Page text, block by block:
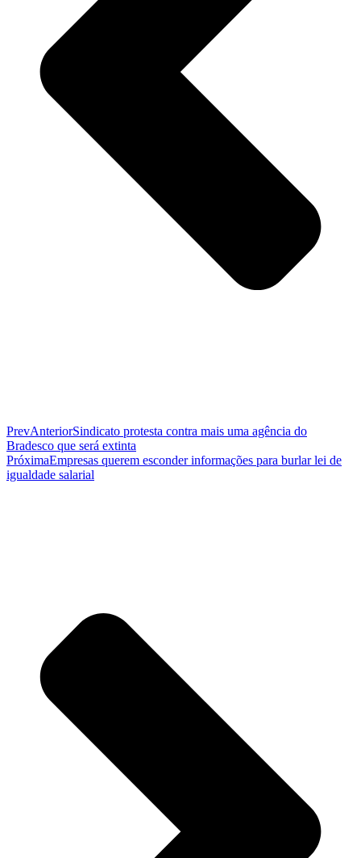
PrevAnteriorSindicato protesta contra mais uma agência do
Bradesco que será extinta
PróximaEmpresas querem esconder informações para burlar lei de
igualdade salarial